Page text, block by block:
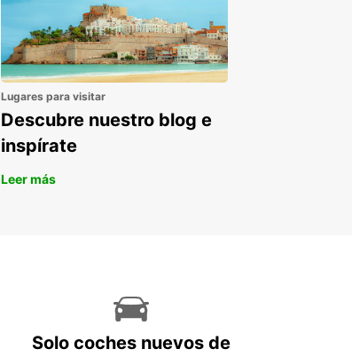
Lugares para visitar
Descubre nuestro blog e
inspírate
Leer más
Solo coches nuevos de